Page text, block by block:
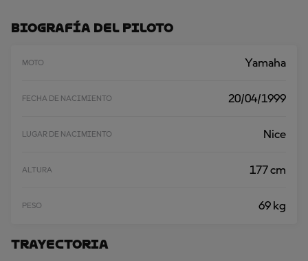
R
M
Biografía Del Piloto
MOTO Yamaha
FECHA DE NACIMIENTO 20/04/1999
LUGAR DE NACIMIENTO Nice
ALTURA 177 cm
PESO 69 kg
Trayectoria